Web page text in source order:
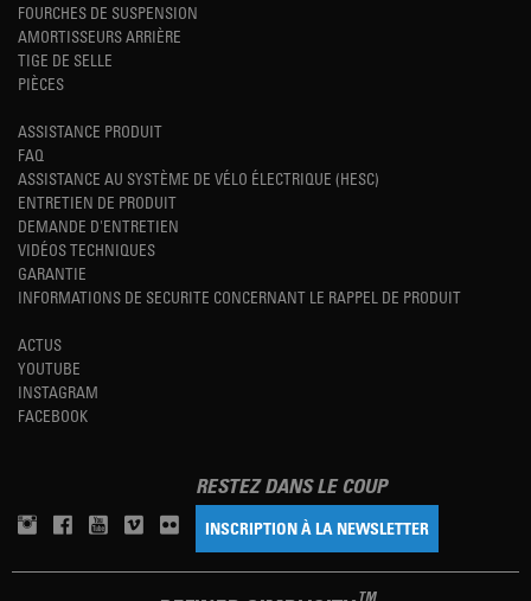
FOURCHES DE SUSPENSION
AMORTISSEURS ARRIÈRE
TIGE DE SELLE
PIÈCES
ASSISTANCE PRODUIT
FAQ
ASSISTANCE AU SYSTÈME DE VÉLO ÉLECTRIQUE (HESC)
ENTRETIEN DE PRODUIT
DEMANDE D'ENTRETIEN
VIDÉOS TECHNIQUES
GARANTIE
INFORMATIONS DE SECURITE CONCERNANT LE RAPPEL DE PRODUIT
ACTUS
YOUTUBE
INSTAGRAM
FACEBOOK
RESTEZ DANS LE COUP
INSCRIPTION À LA NEWSLETTER
TM